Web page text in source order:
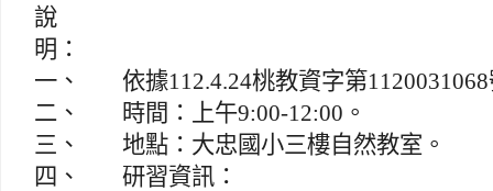
說
明：
一、
依據112.4.24桃教資字第
二、
時間：上午9:00-12:00。
三、
地點：大忠國小三樓自然教室。
四、
研習資訊：